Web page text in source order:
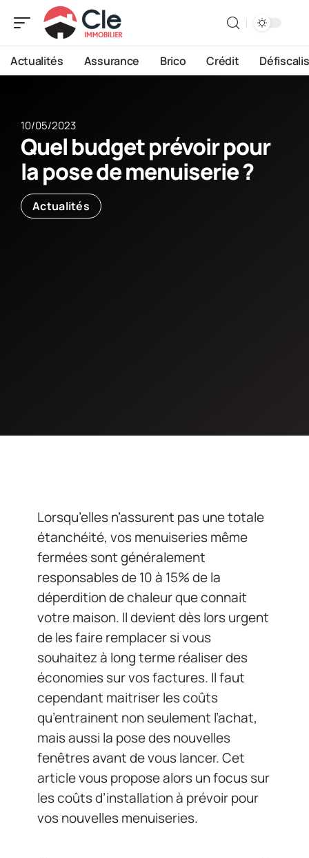
Actualités Assurance Brico Crédit
10/05/2023
Quel budget prévoir pour
la pose de menuiserie ?
Actualités
Lorsqu’elles n’assurent pas une totale
étanchéité, vos menuiseries même
fermées sont généralement
responsables de 10 à 15% de la
déperdition de chaleur que connait
votre maison. Il devient dès lors urgent
de les faire remplacer si vous
souhaitez à long terme réaliser des
économies sur vos factures. Il faut
cependant maitriser les coûts
qu’entrainent non seulement l’achat,
mais aussi la pose des nouvelles
fenêtres avant de vous lancer. Cet
article vous propose alors un focus sur
les coûts d’installation à prévoir pour
vos nouvelles menuiseries.